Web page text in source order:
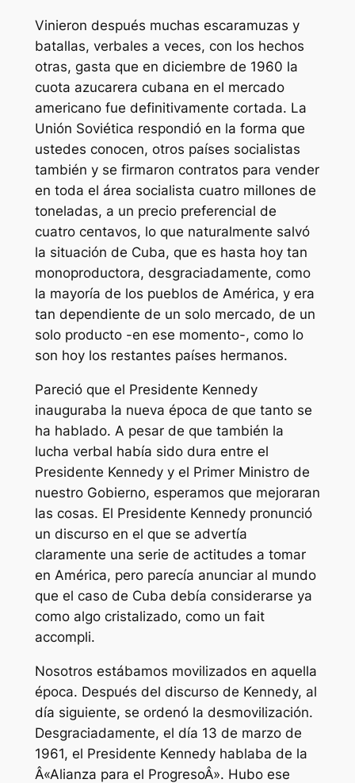
Vinieron después muchas escaramuzas y
batallas, verbales a veces, con los hechos
otras, gasta que en diciembre de 1960 la
cuota azucarera cubana en el mercado
americano fue definitivamente cortada. La
Unión Soviética respondió en la forma que
ustedes conocen, otros países socialistas
también y se firmaron contratos para vender
en toda el área socialista cuatro millones de
toneladas, a un precio preferencial de
cuatro centavos, lo que naturalmente salvó
la situación de Cuba, que es hasta hoy tan
monoproductora, desgraciadamente, como
la mayoría de los pueblos de América, y era
tan dependiente de un solo mercado, de un
solo producto -en ese momento-, como lo
son hoy los restantes países hermanos.
Pareció que el Presidente Kennedy
inauguraba la nueva época de que tanto se
ha hablado. A pesar de que también la
lucha verbal había sido dura entre el
Presidente Kennedy y el Primer Ministro de
nuestro Gobierno, esperamos que mejoraran
las cosas. El Presidente Kennedy pronunció
un discurso en el que se advertía
claramente una serie de actitudes a tomar
en América, pero parecía anunciar al mundo
que el caso de Cuba debía considerarse ya
como algo cristalizado, como un fait
accompli.
Nosotros estábamos movilizados en aquella
época. Después del discurso de Kennedy, al
día siguiente, se ordenó la desmovilización.
Desgraciadamente, el día 13 de marzo de
1961, el Presidente Kennedy hablaba de la
Â«Alianza para el ProgresoÂ». Hubo ese